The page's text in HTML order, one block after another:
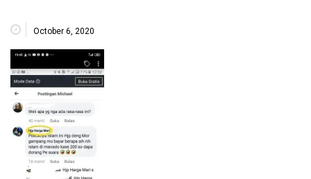
October 6, 2020